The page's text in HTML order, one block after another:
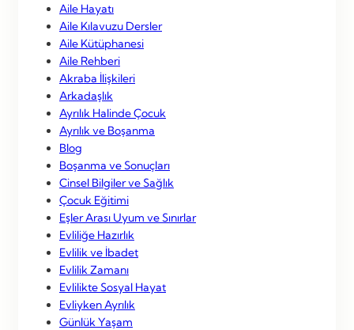
Aile Hayatı
Aile Kılavuzu Dersler
Aile Kütüphanesi
Aile Rehberi
Akraba İlişkileri
Arkadaşlık
Ayrılık Halinde Çocuk
Ayrılık ve Boşanma
Blog
Boşanma ve Sonuçları
Cinsel Bilgiler ve Sağlık
Çocuk Eğitimi
Eşler Arası Uyum ve Sınırlar
Evliliğe Hazırlık
Evlilik ve İbadet
Evlilik Zamanı
Evlilikte Sosyal Hayat
Evliyken Ayrılık
Günlük Yaşam